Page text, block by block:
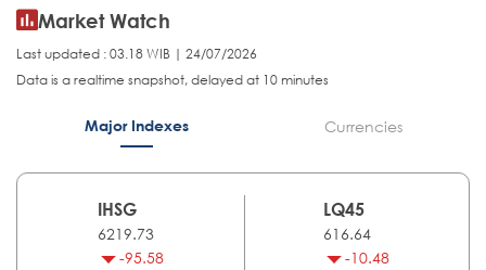
Market Watch
Last updated : 03.18 WIB | 24/07/2026
Data is a realtime snapshot, delayed at 10 minutes
Major Indexes Currencies
IHSG
6219.73
-95.58
LQ45
616.64
-10.48